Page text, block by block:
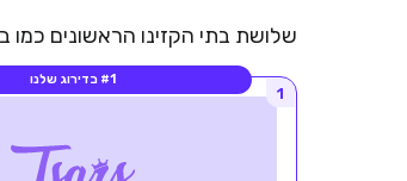
שלושת בתי הקזינו הראשונים כמו
#1 בדירוג שלנו
1